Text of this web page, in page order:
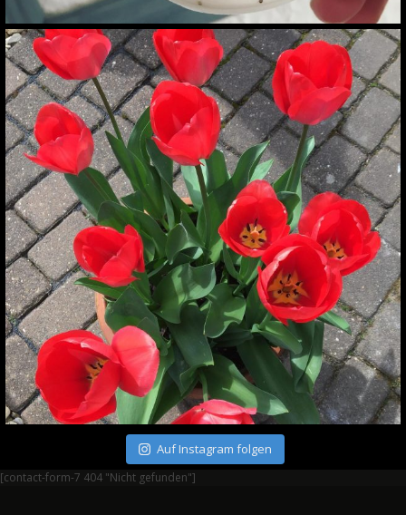
Auf Instagram folgen
[contact-form-7 404 "Nicht gefunden"]